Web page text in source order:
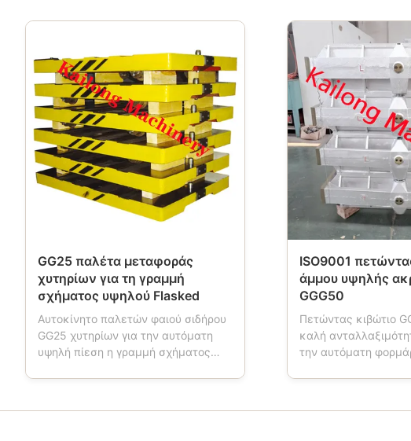
GG25 παλέτα μεταφοράς
χυτηρίων για τη γραμμή
σχήματος υψηλού Flasked
Αυτοκίνητο παλετών φαιού σιδήρου
GG25 χυτηρίων για την αυτόματη
υψηλή πίεση η γραμμή σχήματος
ISO9001
άμμου υψηλής
GGG50
Πετώντας κιβώτιο
καλή
την αυτόματη